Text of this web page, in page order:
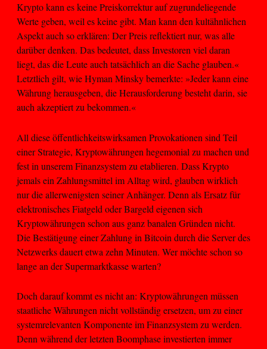
Krypto kann es keine Preiskorrektur auf zugrundeliegende
Werte geben, weil es keine gibt. Man kann den kultähnlichen
Aspekt auch so erklären: Der Preis reflektiert nur, was alle
darüber denken. Das bedeutet, dass Investoren viel daran
liegt, das die Leute auch tatsächlich an die Sache glauben.«
Letztlich gilt, wie Hyman Minsky bemerkte: »Jeder kann eine
Währung herausgeben, die Herausforderung besteht darin, sie
auch akzeptiert zu bekommen.«
All diese öffentlichkeitswirksamen Provokationen sind Teil
einer Strategie, Kryptowährungen hegemonial zu machen und
fest in unserem Finanzsystem zu etablieren. Dass Krypto
jemals ein Zahlungsmittel im Alltag wird, glauben wirklich
nur die allerwenigsten seiner Anhänger. Denn als Ersatz für
elektronisches Fiatgeld oder Bargeld eigenen sich
Kryptowährungen schon aus ganz banalen Gründen nicht.
Die Bestätigung einer Zahlung in Bitcoin durch die Server des
Netzwerks dauert etwa zehn Minuten. Wer möchte schon so
lange an der Supermarktkasse warten?
Doch darauf kommt es nicht an: Kryptowährungen müssen
staatliche Währungen nicht vollständig ersetzen, um zu einer
systemrelevanten Komponente im Finanzsystem zu werden.
Denn während der letzten Boomphase investierten immer